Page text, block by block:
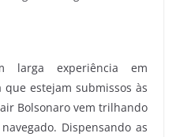
larga experiência em
estejam submissos às
Bolsonaro vem trilhando
Dispensando as